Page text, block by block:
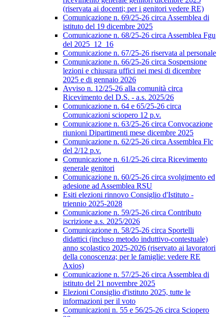
(riservata ai docenti; per i genitori vedere RE)
Comunicazione n. 69/25-26 circa Assemblea di
istituto del 19 dicembre 2025
Comunicazione n. 68/25-26 circa Assemblea Fgu
del 2025_12_16
Comunicazione n. 67/25-26 riservata al personale
Comunicazione n. 66/25-26 circa Sospensione
lezioni e chiusura uffici nei mesi di dicembre
2025 e di gennaio 2026
Avviso n. 12/25-26 alla comunità circa
Ricevimento del D.S. - a.s. 2025/26
Comunicazione n. 64 e 65/25-26 circa
Comunicazioni sciopero 12 p.v.
Comunicazione n. 63/25-26 circa Convocazione
riunioni Dipartimenti mese dicembre 2025
Comunicazione n. 62/25-26 circa Assemblea Flc
del 2/12 p.v.
Comunicazione n. 61/25-26 circa Ricevimento
generale genitori
Comunicazione n. 60/25-26 circa svolgimento ed
adesione ad Assemblea RSU
Esiti elezioni rinnovo Consiglio d'Istituto -
triennio 2025-2028
Comunicazione n. 59/25-26 circa Contributo
iscrizione a.s. 2025/2026
Comunicazione n. 58/25-26 circa Sportelli
didattici (incluso metodo induttivo-contestuale)
anno scolastico 2025-2026 (riservato ai lavoratori
della conoscenza; per le famiglie: vedere RE
Axios)
Comunicazione n. 57/25-26 circa Assemblea di
istituto del 21 novembre 2025
Elezioni Consiglio d'istituto 2025, tutte le
informazioni per il voto
Comunicazioni n. 55 e 56/25-26 circa Sciopero